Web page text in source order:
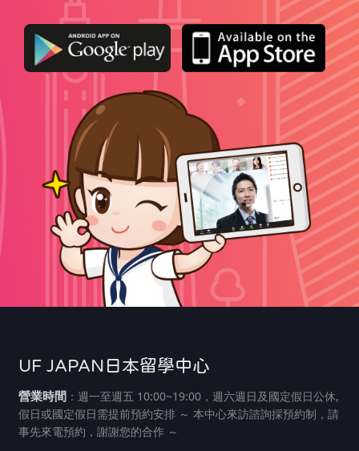
UF JAPAN日本留學中心
營業時間：週一至週五 10:00~19:00，週六週日及國定假日公休,
假日或國定假日需提前預約安排 ～ 本中心來訪諮詢採預約制，請
事先來電預約，謝謝您的合作 ～